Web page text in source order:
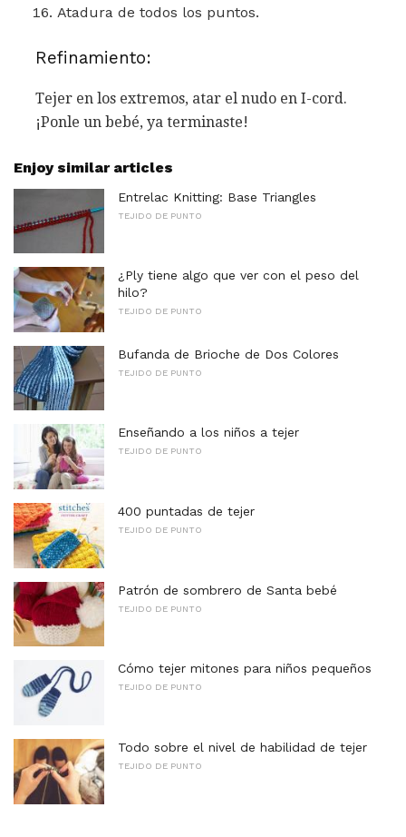
Atadura de todos los puntos.
Refinamiento:
Tejer en los extremos, atar el nudo en I-cord.
¡Ponle un bebé, ya terminaste!
Enjoy similar articles
Entrelac Knitting: Base Triangles
TEJIDO DE PUNTO
¿Ply tiene algo que ver con el peso del
hilo?
TEJIDO DE PUNTO
Bufanda de Brioche de Dos Colores
TEJIDO DE PUNTO
Enseñando a los niños a tejer
TEJIDO DE PUNTO
400 puntadas de tejer
TEJIDO DE PUNTO
Patrón de sombrero de Santa bebé
TEJIDO DE PUNTO
Cómo tejer mitones para niños pequeños
TEJIDO DE PUNTO
Todo sobre el nivel de habilidad de tejer
TEJIDO DE PUNTO